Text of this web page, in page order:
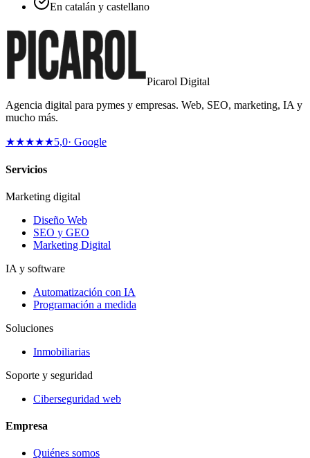
En catalán y castellano
Picarol Digital
Agencia digital para pymes y empresas. Web, SEO, marketing, IA y
mucho más.
★★★★★5,0· Google
Servicios
Marketing digital
Diseño Web
SEO y GEO
Marketing Digital
IA y software
Automatización con IA
Programación a medida
Soluciones
Inmobiliarias
Soporte y seguridad
Ciberseguridad web
Empresa
Quiénes somos